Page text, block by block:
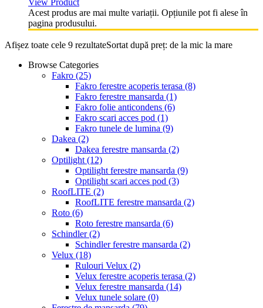
Acest produs are mai multe variații. Opțiunile pot fi alese în
pagina produsului.
Afișez toate cele 9 rezultateSortat după preț: de la mic la mare
Browse Categories
Fakro (25)
Fakro ferestre acoperis terasa (8)
Fakro ferestre mansarda (1)
Fakro folie anticondens (6)
Fakro scari acces pod (1)
Fakro tunele de lumina (9)
Dakea (2)
Dakea ferestre mansarda (2)
Optilight (12)
Optilight ferestre mansarda (9)
Optilight scari acces pod (3)
RoofLITE (2)
RoofLITE ferestre mansarda (2)
Roto (6)
Roto ferestre mansarda (6)
Schindler(2)
Schindler ferestre mansarda (2)
Velux (18)
Rulouri Velux (2)
Velux ferestre acoperis terasa (2)
Velux ferestre mansarda (14)
Velux tunele solare (0)